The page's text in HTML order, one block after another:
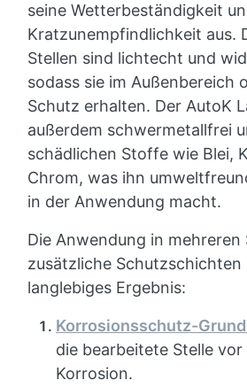
seine Wetterbeständigkeit
Kratzunempfindlichkeit aus.
Stellen sind lichtecht und
sodass sie im Außenbereich
Schutz erhalten. Der AutoK
außerdem schwermetallfrei
schädlichen Stoffe wie Blei,
Chrom, was ihn
in der Anwendung macht.
Die Anwendung in
zusätzliche Schutzschichten
langlebiges Ergebnis:
Korrosionsschutz-
die bearbeitete Stelle vor
Korrosion.